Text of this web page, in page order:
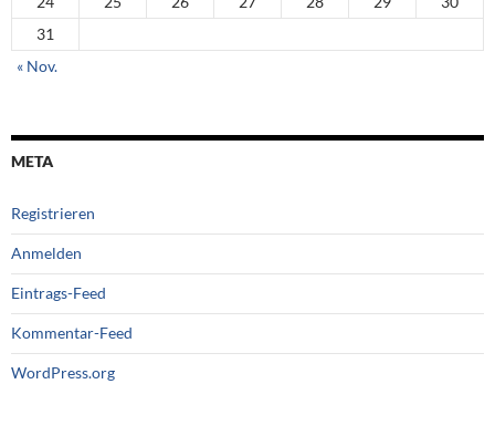
31
« Nov.
META
Registrieren
Anmelden
Eintrags-Feed
Kommentar-Feed
WordPress.org